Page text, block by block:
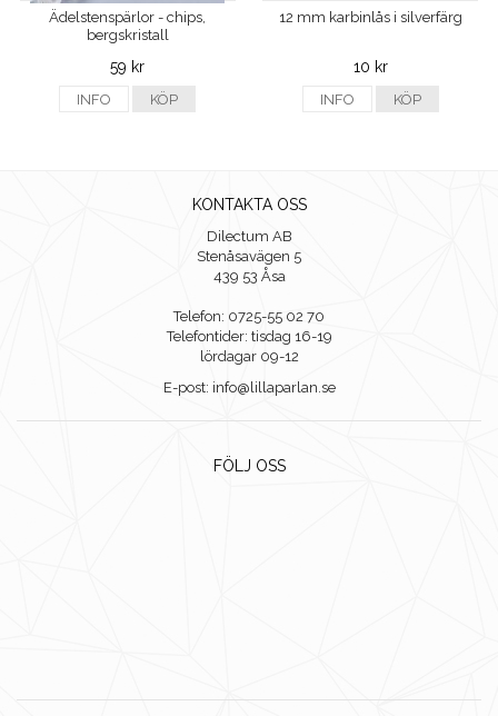
Ädelstenspärlor - chips,
bergskristall
59 kr
INFO KÖP
12 mm karbinlås i silverfärg
10 kr
INFO KÖP
KONTAKTA OSS
Dilectum AB
Stenåsavägen 5
439 53 Åsa
Telefon: 0725-55 02 70
Telefontider: tisdag 16-19
lördagar 09-12
E-post: info@lillaparlan.se
FÖLJ OSS